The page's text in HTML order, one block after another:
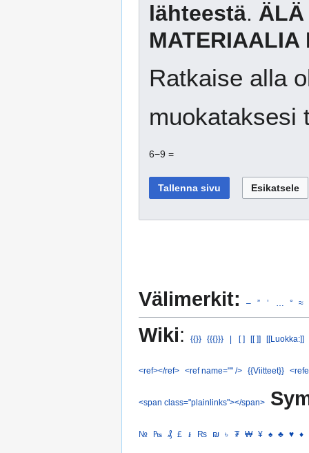
lähteestä. ÄLÄ
MATERIAALIA
Ratkaise alla
muokataksesi
6−9 =
Välimerkit: – ” ’ ° ≈
Wiki: {{}} {{{}}} | [ ] [[ ]] [[Luokka:]]
<ref></ref> <ref name="" /> {{Viitteet}}
<span class="plainlinks"></span>
№ ₧ ₰ £ ៛ ₨ ₪ ৳ ₮ ₩ ¥ ♠ ♣ ♥ ♦